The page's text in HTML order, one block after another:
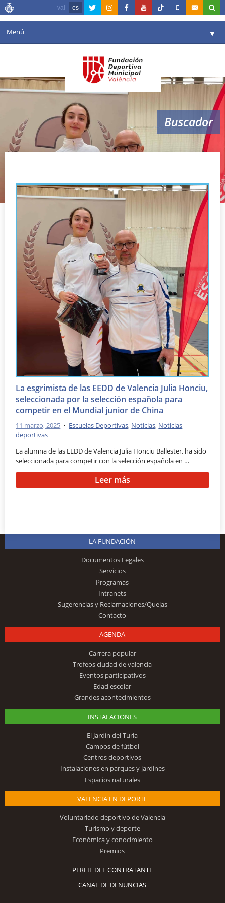
val es
Menú ▼
Agenda
▼
Comunicación ▼
Valencia en deporte
Reservas
Buscador
esgrima
La esgrimista de las EEDD de Valencia Julia Honciu,
seleccionada por la selección española para
competir en el Mundial junior de China
11 marzo, 2025 • Escuelas Deportivas, Noticias, Noticias
deportivas
La alumna de las EEDD de Valencia Julia Honciu Ballester, ha sido
seleccionada para competir con la selección española en …
Leer más
LA FUNDACIÓN
Documentos Legales
Servicios
Programas
Intranets
Sugerencias y Reclamaciones/Quejas
Contacto
AGENDA
Carrera popular
Trofeos ciudad de valencia
Eventos participativos
Edad escolar
Grandes acontecimientos
INSTALACIONES
El Jardín del Turia
Campos de fútbol
Centros deportivos
Instalaciones en parques y jardines
Espacios naturales
VALENCIA EN DEPORTE
Voluntariado deportivo de Valencia
Turismo y deporte
Económica y conocimiento
Premios
PERFIL DEL CONTRATANTE
CANAL DE DENUNCIAS